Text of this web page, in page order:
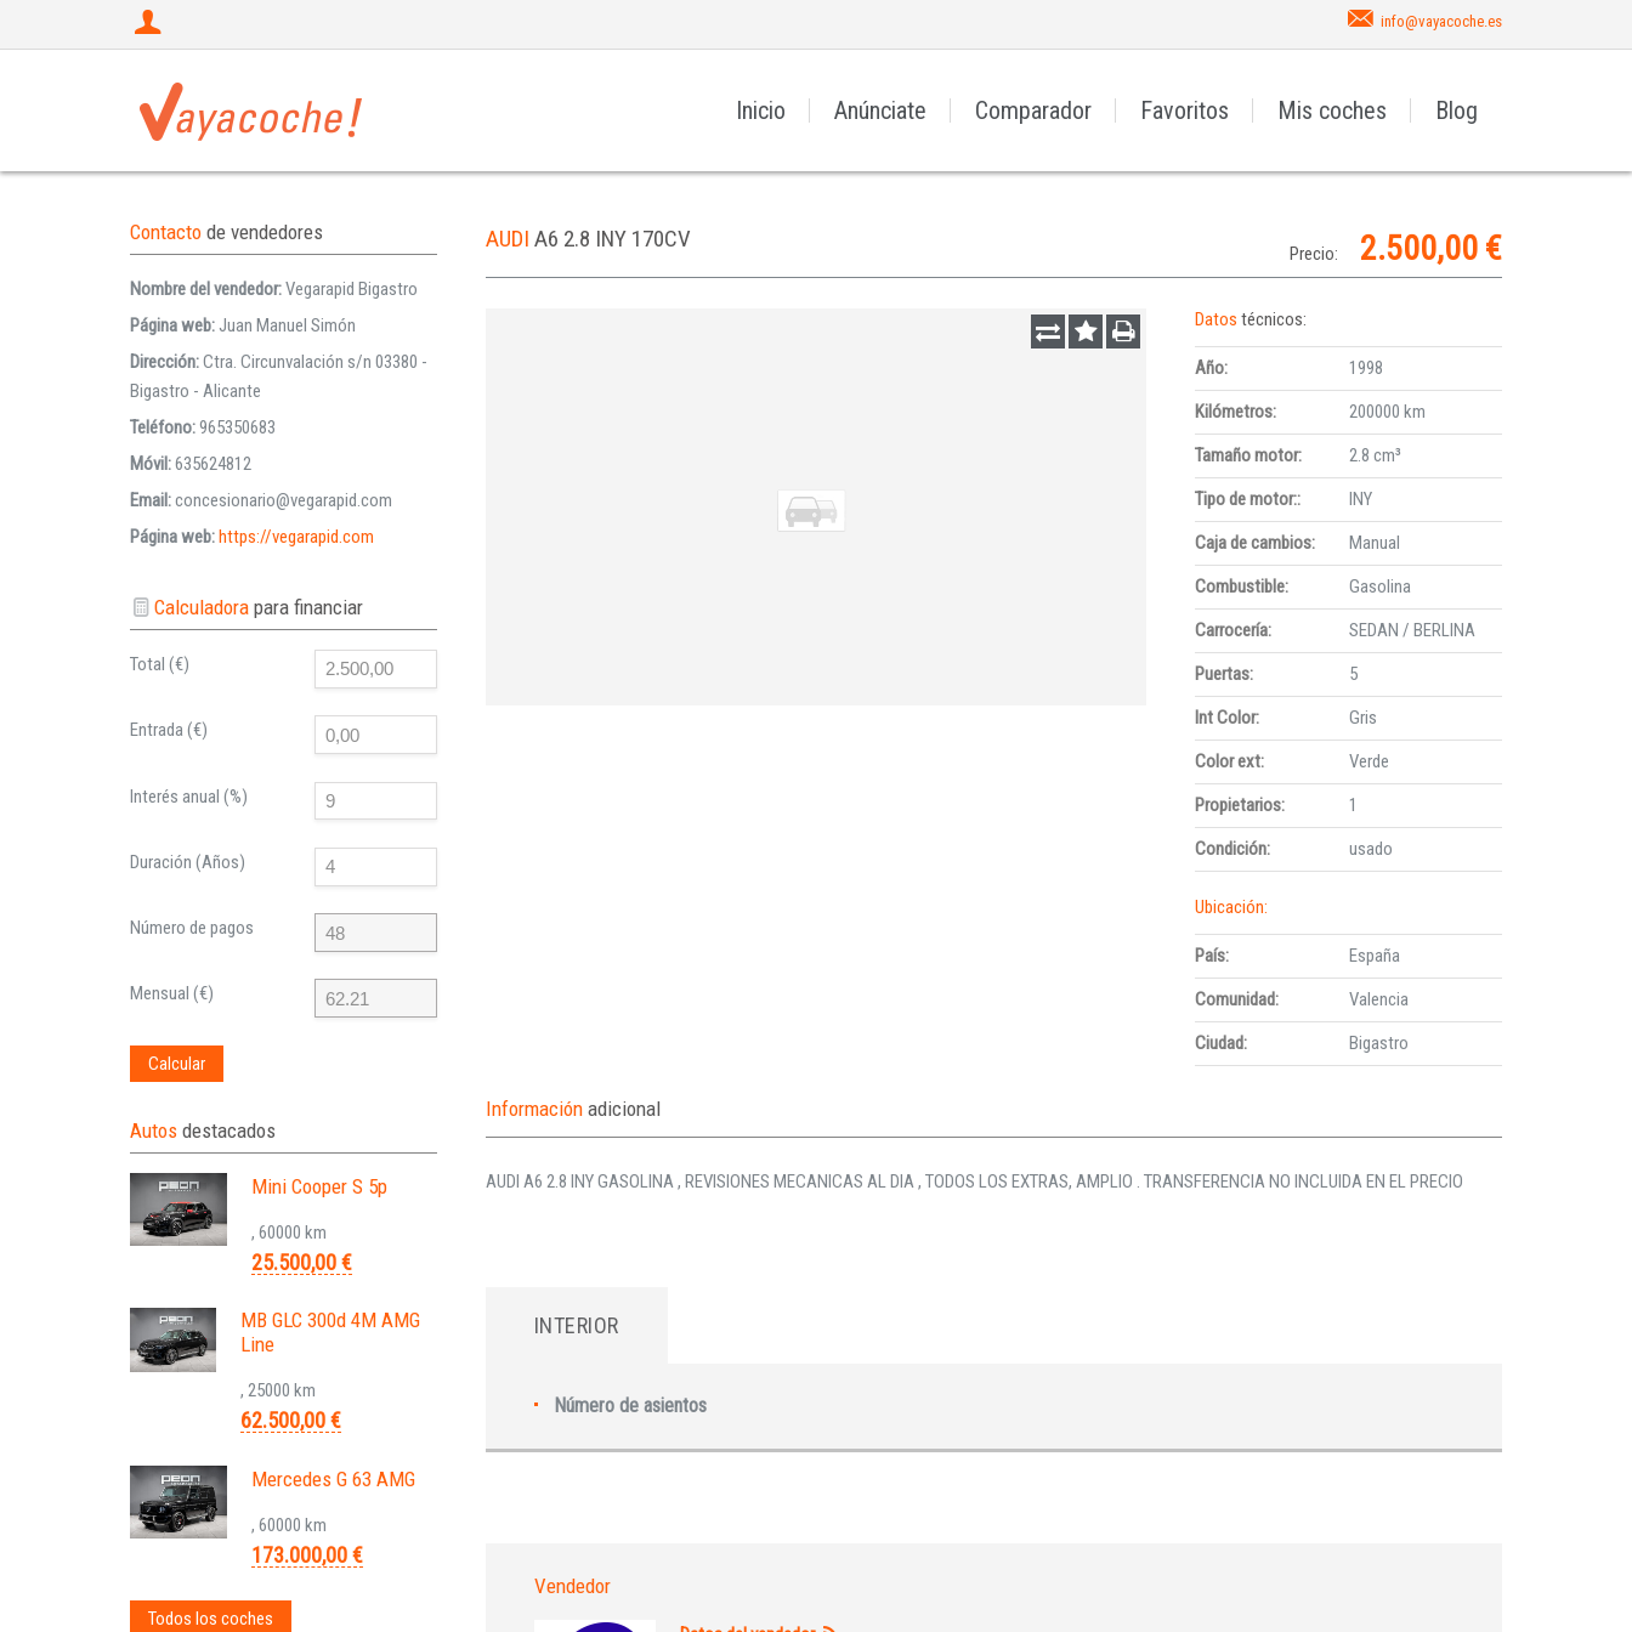
Iniciar sesión
info@vayacoche.es
Inicio Anúnciate Comparador Favoritos Mis coches Blog
AUDI A6 2.8 INY 170CV
Precio: 2.500,00 €
Datostécnicos:
Año:
1998
Kilómetros:
200000 km
Tamaño motor:
2.8 cm³
Tipo de motor::
INY
Caja de cambios:
Manual
Combustible:
Gasolina
Carrocería:
SEDAN / BERLINA
Puertas:
5
Int Color:
Gris
Color ext:
Verde
Propietarios:
1
Condición:
usado
Ubicación:
País:
España
Comunidad:
Valencia
Ciudad:
Bigastro
Información adicional
AUDI A6 2.8 INY GASOLINA , REVISIONES MECANICAS AL DIA , TODOS LOS EXTRAS, AMPLIO . TRANSFERENCIA NO INCLUIDA EN EL PRECIO
INTERIOR
Número de asientos
Vendedor
Contacto de vendedores
Nombre del vendedor:Vegarapid Bigastro
Página web:Juan Manuel Simón
Dirección:Ctra. Circunvalación s/n 03380 -
Bigastro - Alicante
Teléfono:965350683
Móvil:635624812
Email:concesionario@vegarapid.com
Página web:https://vegarapid.com
Calculadorapara financiar
Total (€)
Entrada (€)
Interés anual (%)
Duración (Años)
Número de pagos
Mensual (€)
Calcular
Autos destacados
Mini Cooper S 5p
, 60000 km
25.500,00 €
MB GLC 300d 4M AMG
Line
, 25000 km
62.500,00 €
Mercedes G 63 AMG
, 60000 km
173.000,00 €
Todos los coches